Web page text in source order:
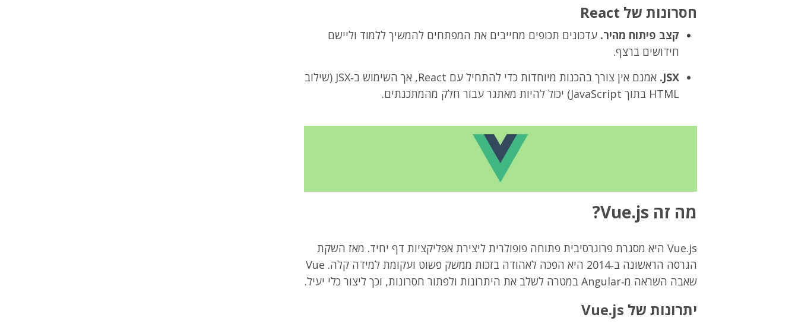
חסרונות של React
קצב פיתוח מהיר. עדכונים תכופים מחייבים את המפתחים להמשיך ללמוד וליישם
חידושים ברצף.
JSX.
אמנם אין צורך בהכנות מיוחדות כדי להתחיל עם React, אך השימוש ב‑JSX (שילוב
HTML בתוך JavaScript) יכול להיות מאתגר עבור חלק מהמתכנתים.
מה זה Vue.js?
Vue.js היא מסגרת פרוגרסיבית פתוחה פופולרית ליצירת אפליקציות דף יחיד. מאז השקת
הגרסה הראשונה ב‑2014 היא הפכה לאהודה בזכות ממשק פשוט ועקומת למידה קלה. Vue
שאבה השראה מ‑Angular במטרה לשלב את היתרונות ולפתור חסרונות, וכך ליצור כלי יעיל.
יתרונות של Vue.js